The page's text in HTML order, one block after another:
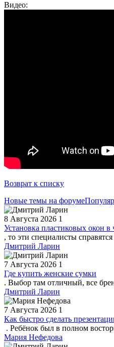
Видео:
Возврат к списку
Новые темы на форуме
8 Августа 2026 1
Установка пластиковых окон в
, то эти специалисты
Дмитрий Ларин
7 Августа 2026 1
Где купить женские сумки
. Выбор там отличный, все
Дмитрий Ларин
7 Августа 2026 1
Как быстро сделать
. Ребёнок был в полном
Мария Нефедова